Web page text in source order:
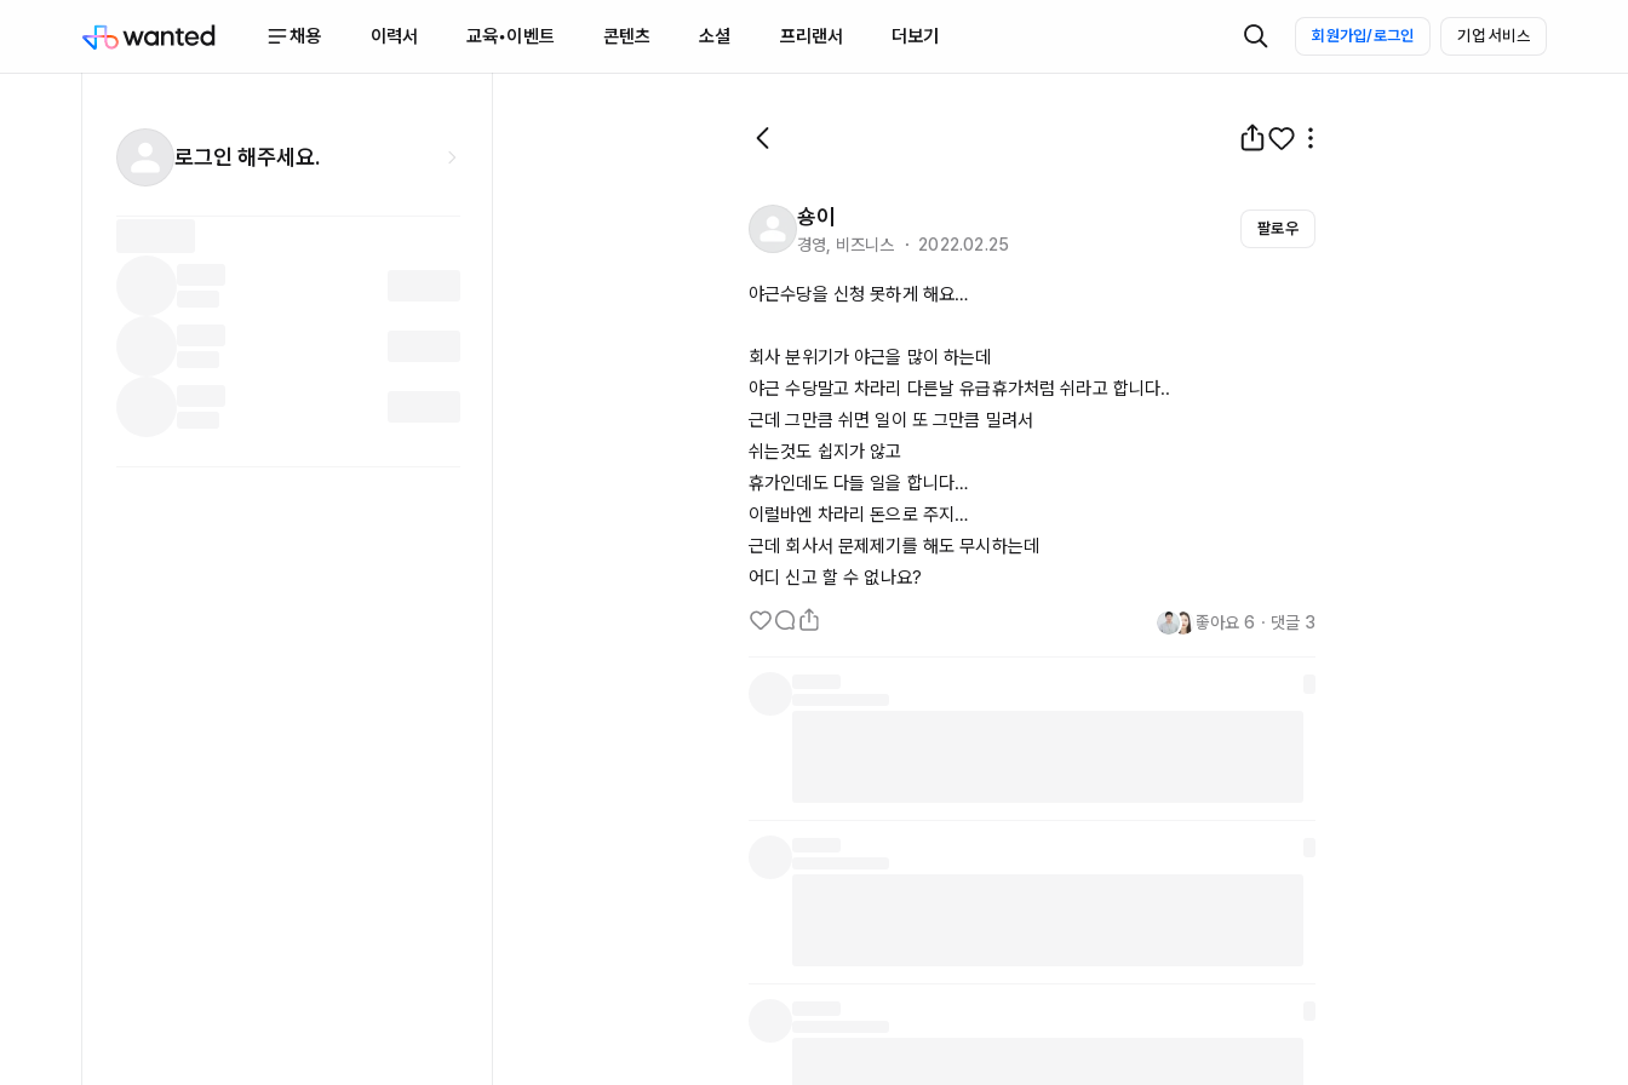
채용 이력서 교육•이벤트 콘텐츠 소셜 프리랜서 더보기 회원가입/로그인 기업 서비스
로그인 해주세요.
숑이
경영, 비즈니스 ・ 2022.02.25
팔로우
야근수당을 신청 못하게 해요…
회사 분위기가 야근을 많이 하는데
야근 수당말고 차라리 다른날 유급휴가처럼 쉬라고 합니다..
근데 그만큼 쉬면 일이 또 그만큼 밀려서
쉬는것도 쉽지가 않고
휴가인데도 다들 일을 합니다…
이럴바엔 차라리 돈으로 주지…
근데 회사서 문제제기를 해도 무시하는데
좋아요 6 ・ 댓글 3